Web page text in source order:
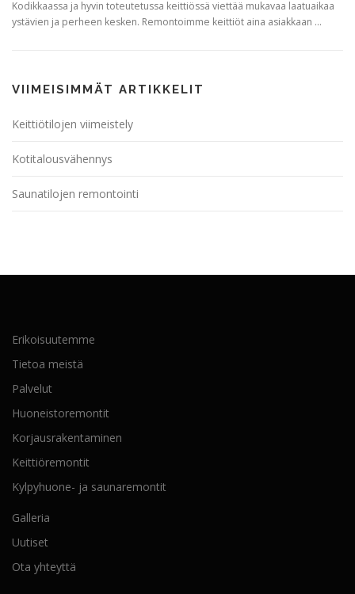
Kodikkaassa ja hyvin toteutetussa keittiössä viettää mukavaa laatuaikaa
ystävien ja perheen kesken. Remontoimme keittiöt aina asiakkaan …
VIIMEISIMMÄT ARTIKKELIT
Keittiötilojen viimeistely
Kotitalousvähennys
Saunatilojen remontointi
Erikoisuutemme
Tietoa meistä
Palvelut
Huoneistoremontit
Korjausrakentaminen
Keittiöremontit
Kylpyhuone- ja saunaremontit
Galleria
Uutiset
Ota yhteyttä